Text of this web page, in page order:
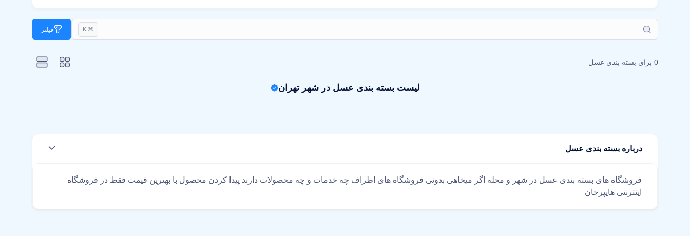
⌘ K فیلتر
0 برای بسته بندی عسل
لیست بسته بندی عسل در شهر تهران
درباره بسته بندی عسل
فروشگاه های بسته بندی عسل در شهر و محله اگر میخاهی بدونی فروشگاه های اطراف چه خدمات و چه محصولات دارند پیدا کردن محصول با بهترین قیمت فقط در فروشگاه
اینترنتی هایپرخان